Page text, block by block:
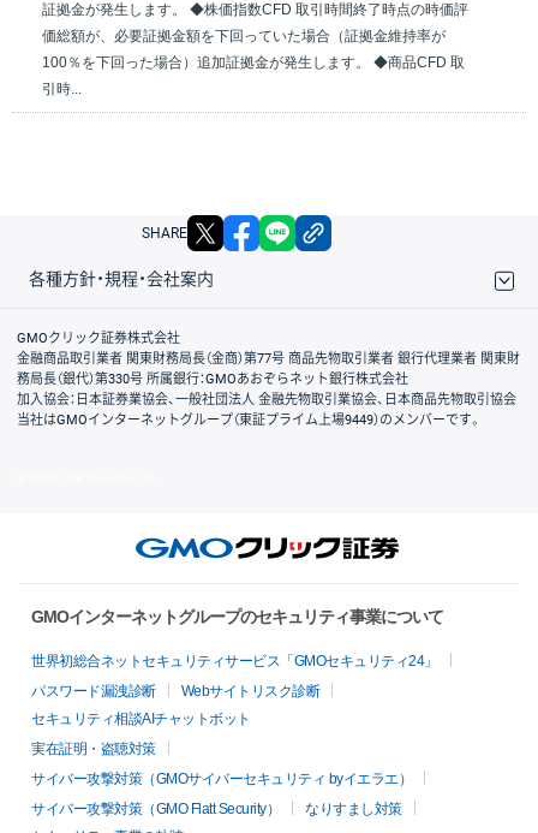
証拠金が発生します。 ◆株価指数CFD 取引時間終了時点の時価評
価総額が、必要証拠金額を下回っていた場合（証拠金維持率が
100％を下回った場合）追加証拠金が発生します。 ◆商品CFD 取
引時...
SHARE X facebook
各種方針・規程・会社案内
取引規程・約款
サイトマップ
その他のご案内
個人情報保護方針
最良執行方針
サイトのご利用について
ディスクレイマー
信託保全
リスク説明
会社案内
GMOクリック証券株式会社
金融商品取引業者 関東財務局長（金商）第77号 商品先物取引業者 銀行代理業者 関東財
務局長（銀代）第330号 所属銀行：GMOあおぞらネット銀行株式会社
加入協会：日本証券業協会、一般社団法人 金融先物取引業協会、日本商品先物取引協会
当社はGMOインターネットグループ（東証プライム上場9449）のメンバーです。
GMOインターネットグループのセキュリティ事業について
世界初総合ネットセキュリティサービス「GMOセキュリティ24」
パスワード漏洩診断
Webサイトリスク診断
セキュリティ相談AIチャットボット
実在証明・盗聴対策
サイバー攻撃対策（GMOサイバーセキュリティ byイエラエ）
サイバー攻撃対策（GMO Flatt Security）
なりすまし対策